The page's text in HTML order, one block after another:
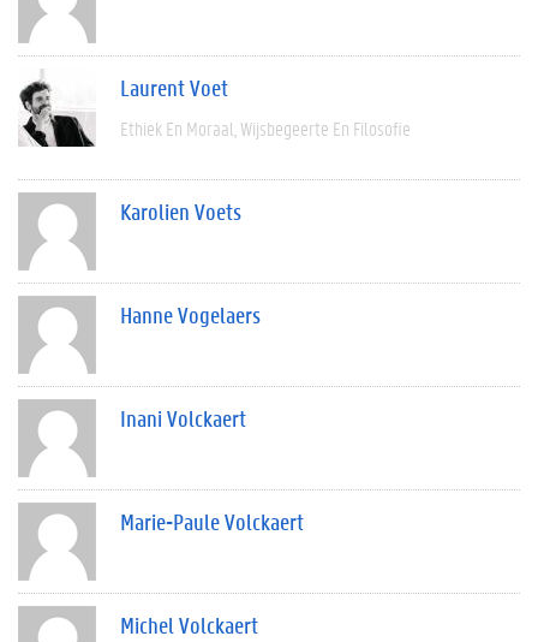
Laurent Voet
Ethiek En Moraal Wijsbegeerte En Filosofie
Karolien Voets
Hanne Vogelaers
Inani Volckaert
Marie-Paule Volckaert
Michel Volckaert